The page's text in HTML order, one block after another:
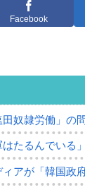
Facebook
田奴隷労働」の
はたるんでいる
アが「韓国政